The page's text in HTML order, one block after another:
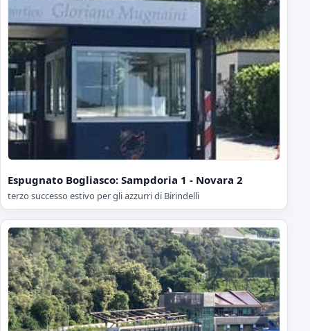
Espugnato Bogliasco: Sampdoria 1 - Novara 2
terzo successo estivo per gli azzurri di Birindelli